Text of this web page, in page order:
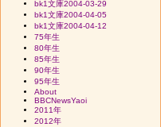
bk1文庫2004-03-29
bk1文庫2004-04-05
bk1文庫2004-04-12
75年生
80年生
85年生
90年生
95年生
About
BBCNewsYaoi
2011年
2012年